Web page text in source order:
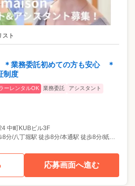
スト
業務委託初めての方も安心 ＊
制度
ーレンタルOK 業務委託
アシスタント
中町KUBビル3F
応募画面へ進む